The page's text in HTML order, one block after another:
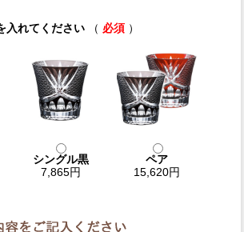
入れてください （ 必須 ）
シングル黒
7,865円
ペア
15,620円